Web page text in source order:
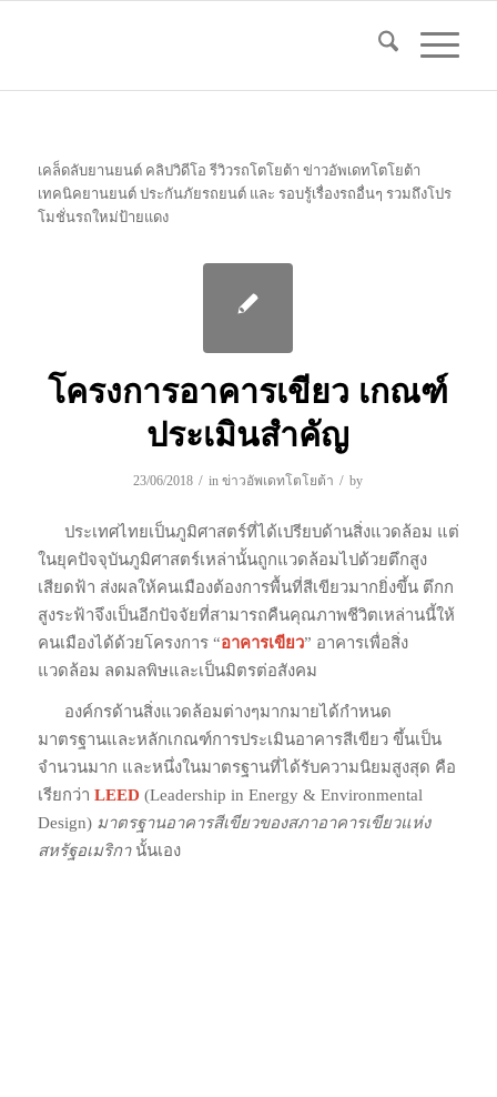
เคล็ดลับยานยนต์ คลิปวิดีโอ รีวิวรถโตโยต้า ข่าวอัพเดทโตโยต้า
เทคนิคยานยนต์ ประกันภัยรถยนต์ และ รอบรู้เรื่องรถอื่นๆ รวมถึงโปร
โมชั่นรถใหม่ป้ายแดง
โครงการอาคารเขียว เกณฑ์
ประเมินสำคัญ
23/06/2018 / inข่าวอัพเดทโตโยต้า / by
ประเทศไทยเป็นภูมิศาสตร์ที่ได้เปรียบด้านสิ่งแวดล้อม แต่
ในยุคปัจจุบันภูมิศาสตร์เหล่านั้นถูกแวดล้อมไปด้วยตึกสูง
เสียดฟ้า ส่งผลให้คนเมืองต้องการพื้นที่สีเขียวมากยิ่งขึ้น ตึกก
สูงระฟ้าจึงเป็นอีกปัจจัยที่สามารถคืนคุณภาพชีวิตเหล่านนี้ให้
คนเมืองได้ด้วยโครงการ “อาคารเขียว” อาคารเพื่อสิ่ง
แวดล้อม ลดมลพิษและเป็นมิตรต่อสังคม
องค์กรด้านสิ่งแวดล้อมต่างๆมากมายได้กำหนด
มาตรฐานและหลักเกณฑ์การประเมินอาคารสีเขียว ขึ้นเป็น
จำนวนมาก และหนึ่งในมาตรฐานที่ได้รับความนิยมสูงสุด คือ
เรียกว่า LEED (Leadership in Energy & Environmental
Design) มาตรฐานอาคารสีเขียวของสภาอาคารเขียวแห่ง
สหรัฐอเมริกานั้นเอง